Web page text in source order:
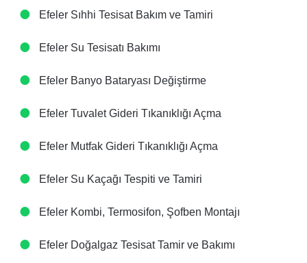
Efeler Sıhhi Tesisat Bakım ve Tamiri
Efeler Su Tesisatı Bakımı
Efeler Banyo Bataryası Değiştirme
Efeler Tuvalet Gideri Tıkanıklığı Açma
Efeler Mutfak Gideri Tıkanıklığı Açma
Efeler Su Kaçağı Tespiti ve Tamiri
Efeler Kombi, Termosifon, Şofben Montajı
Efeler Doğalgaz Tesisat Tamir ve Bakımı